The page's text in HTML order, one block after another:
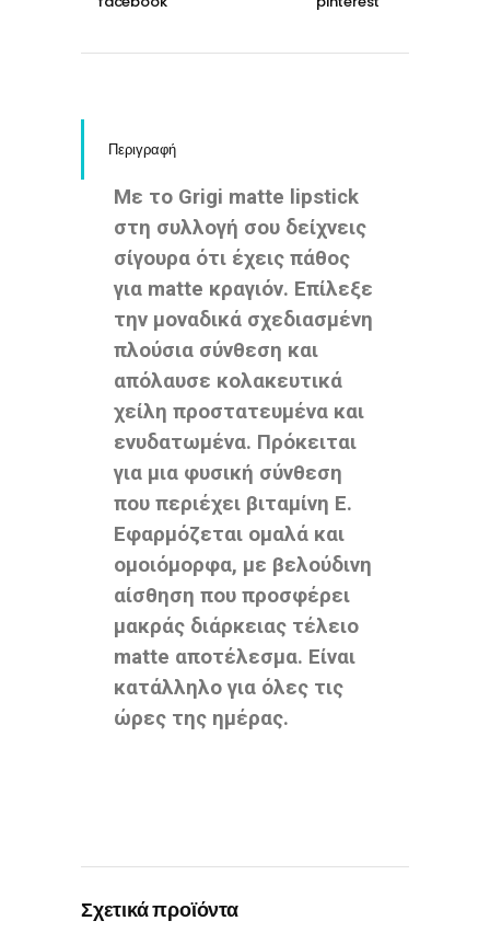
Περιγραφή
Με το Grigi matte lipstick
στη συλλογή σου δείχνεις
σίγουρα ότι έχεις πάθος
για matte κραγιόν. Επίλεξε
την μοναδικά σχεδιασμένη
πλούσια σύνθεση και
απόλαυσε κολακευτικά
χείλη προστατευμένα και
ενυδατωμένα. Πρόκειται
για μια φυσική σύνθεση
που περιέχει βιταμίνη Ε.
Εφαρμόζεται ομαλά και
ομοιόμορφα, με βελούδινη
αίσθηση που προσφέρει
μακράς διάρκειας τέλειο
matte αποτέλεσμα. Είναι
κατάλληλο για όλες τις
ώρες της ημέρας.
Σχετικά προϊόντα